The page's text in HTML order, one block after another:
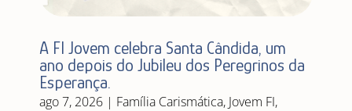
A FI Jovem celebra Santa Cândida, um
ano depois do Jubileu dos Peregrinos da
Esperança.
ago 7, 2026| Família Carismática, Jovem FI,